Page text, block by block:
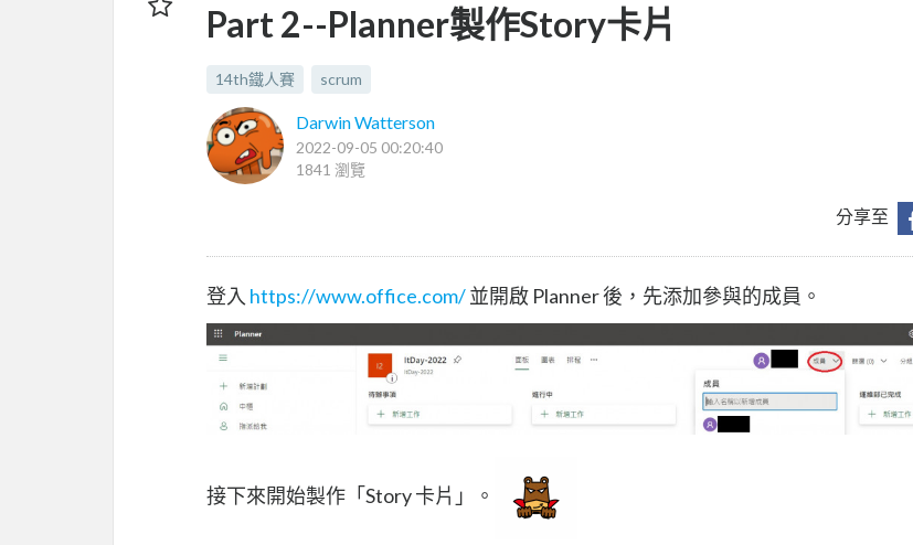
Part 2--Planner製作Story卡片
14th鐵人賽 scrum
Darwin Watterson
2022-09-05 00:20:40
1841 瀏覽
分享至
登入 https://www.office.com/並開啟 Planner 後，先添加參與的成員。
接下來開始製作「Story 卡片」。